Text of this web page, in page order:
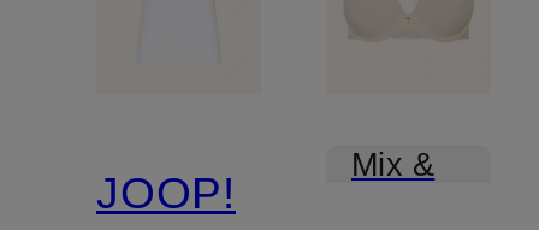
JOOP!
Mix &